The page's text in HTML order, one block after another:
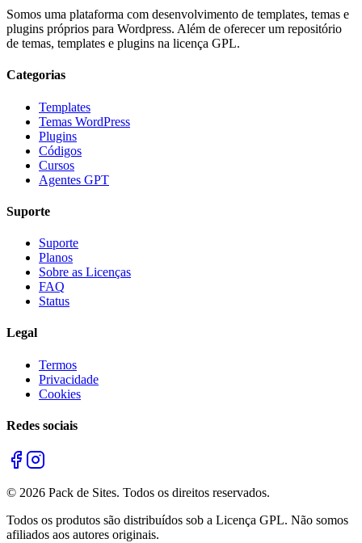
Somos uma plataforma com desenvolvimento de templates, temas e
plugins próprios para Wordpress. Além de oferecer um repositório
de temas, templates e plugins na licença GPL.
Categorias
Templates
Temas WordPress
Plugins
Códigos
Cursos
Agentes GPT
Suporte
Suporte
Planos
Sobre as Licenças
FAQ
Status
Legal
Termos
Privacidade
Cookies
Redes sociais
© 2026 Pack de Sites. Todos os direitos reservados.
Todos os produtos são distribuídos sob a Licença GPL. Não somos
afiliados aos autores originais.